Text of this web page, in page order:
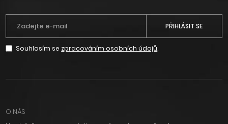
PŘIHLÁSIT SE
Souhlasím se zpracováním osobních údajů.
O NÁS